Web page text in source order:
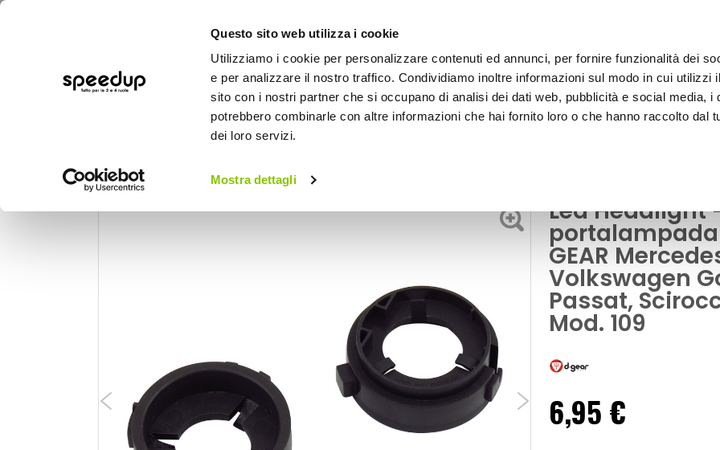
Questo sito web utilizza i cookie
Utilizziamo i cookie per personalizzare contenuti ed annunci, per fornire funzionalità dei
e per analizzare il nostro traffico. Condividiamo inoltre informazioni sul modo in cui utilizzi
sito con i nostri partner che si occupano di analisi dei dati web, pubblicità e social media, i
potrebbero combinarle con altre informazioni che hai fornito loro o che hanno raccolto dal
dei loro servizi.
Mostra dettagli
BICI OUTDOOR
Home
Led Headlight - Adattatore portalampada H7 Mercedes VW - D-GEAR Mercedes A Class, Viano, Volkswagen Golf VI,
Led
portalampada
GEAR
Volkswagen
Passat,
Mod. 109
6,95 €